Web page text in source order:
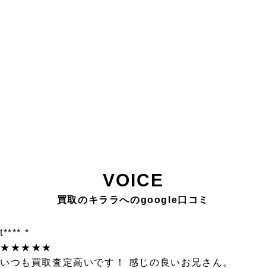
VOICE
買取のキララへのgoogle口コミ
t**** *
★★★★★
いつも買取査定高いです！ 感じの良いお兄さん。